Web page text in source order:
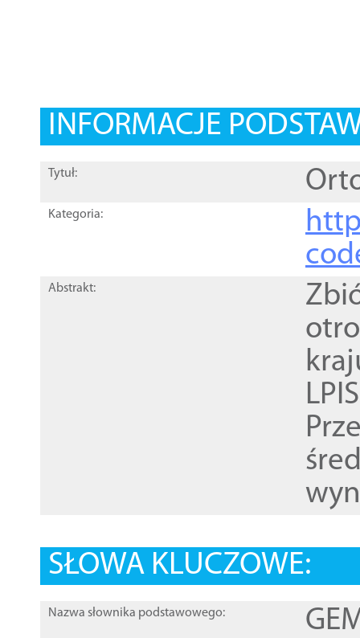
INFORMACJE
Tytuł:
Kategoria:
Abstrakt:
SŁOWA KLUCZOWE:
Nazwa słownika podstawowego: